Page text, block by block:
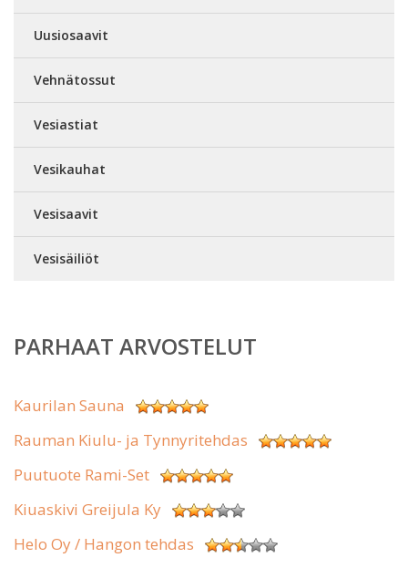
Uusiosaavit
Vehnätossut
Vesiastiat
Vesikauhat
Vesisaavit
Vesisäiliöt
PARHAAT ARVOSTELUT
Kaurilan Sauna
Rauman Kiulu- ja Tynnyritehdas
Puutuote Rami-Set
Kiuaskivi Greijula Ky
Helo Oy / Hangon tehdas